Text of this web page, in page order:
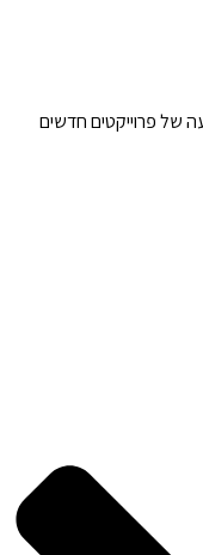
של פרוייקטים חדשים